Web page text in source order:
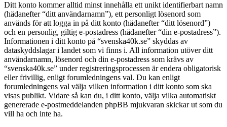
Ditt konto kommer alltid minst innehålla ett unikt identifierbart namn
(hädanefter “ditt användarnamn”), ett personligt lösenord som
används för att logga in på ditt konto (hädanefter “ditt lösenord”)
och en personlig, giltig e-postadress (hädanefter “din e-postadress”).
Informationen i ditt konto på “svenska40k.se” skyddas av
dataskyddslagar i landet som vi finns i. All information utöver ditt
användarnamn, lösenord och din e-postadress som krävs av
“svenska40k.se” under registreringsprocessen är endera obligatorisk
eller frivillig, enligt forumledningens val. Du kan enligt
forumledningens val välja vilken information i ditt konto som ska
visas publikt. Vidare så kan du, i ditt konto, välja vilka automatiskt
genererade e-postmeddelanden phpBB mjukvaran skickar ut som du
vill ha och inte ha.